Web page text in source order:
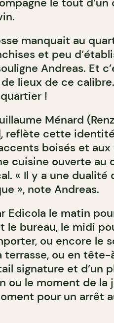
manquait au
et peu
Andreas. Et
lieux de ce
!
Ménard
, reflète cette
boisés et aux
cuisine ouverte au
« Il y a une dualité
», note Andreas.
Edicola le matin
le bureau, le midi
ou encore le
terrasse, ou en
signature et d’un
ou le moment de la
pour un arrêt